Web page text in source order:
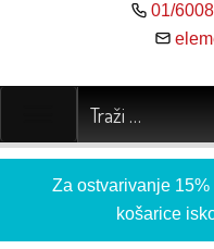
01/
Za ostvarivanje
košarice